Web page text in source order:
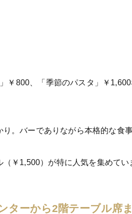
￥800、「季節のパスタ」￥
。バーでありながら本格的な食
￥1,500）が特に人気を集めてい
ターから2階テーブル席